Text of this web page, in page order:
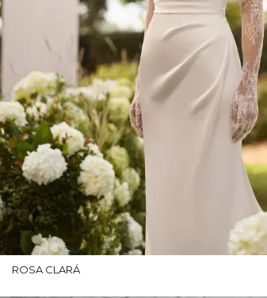
ROSA CLARÁ